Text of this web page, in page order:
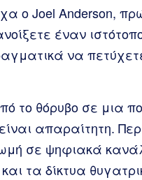
ο Joel Anderson,
έναν
να
το θόρυβο σε μια
είναι απαραίτητη.
σε ψηφιακά
και τα δίκτυα